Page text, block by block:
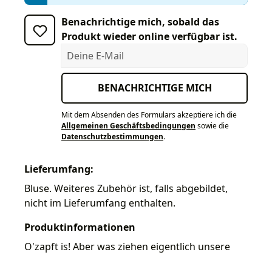
Benachrichtige mich, sobald das
Produkt wieder online verfügbar ist.
Deine E-Mail
BENACHRICHTIGE MICH
Mit dem Absenden des Formulars akzeptiere ich die
Allgemeinen Geschäftsbedingungen sowie die
Datenschutzbestimmungen.
Lieferumfang:
Bluse. Weiteres Zubehör ist, falls abgebildet,
nicht im Lieferumfang enthalten.
Produktinformationen
O'zapft is! Aber was ziehen eigentlich unsere